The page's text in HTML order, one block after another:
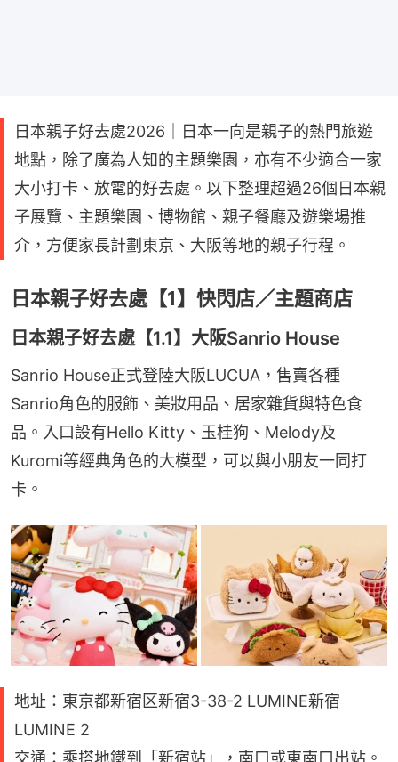
日本親子好去處2026｜日本一向是親子的熱門旅遊
地點，除了廣為人知的主題樂園，亦有不少適合一家
大小打卡、放電的好去處。以下整理超過26個日本親
子展覽、主題樂園、博物館、親子餐廳及遊樂場推
介，方便家長計劃東京、大阪等地的親子行程。
日本親子好去處【1】快閃店／主題商店
日本親子好去處【1.1】大阪Sanrio House
Sanrio House正式登陸大阪LUCUA，售賣各種
Sanrio角色的服飾、美妝用品、居家雜貨與特色食
品。入口設有Hello Kitty、玉桂狗、Melody及
Kuromi等經典角色的大模型，可以與小朋友一同打
卡。
地址：東京都新宿区新宿3-38-2 LUMINE新宿
LUMINE 2
交通：乘搭地鐵到「新宿站」，南口或東南口出站。